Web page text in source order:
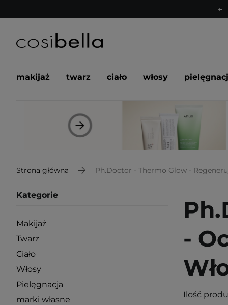
makijaż twarz ciało włosy
Strona główna Ph.Doctor - Thermo Glow -
Kategorie
Makijaż
Twarz
Ciało
Włosy
Pielęgnacja
marki własne
-
Ilość